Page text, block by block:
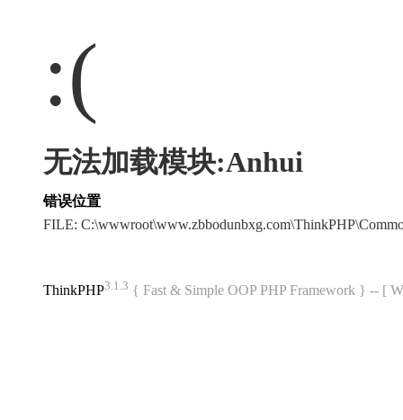
:(
无法加载模块:Anhui
错误位置
FILE:
ThinkPHP3.1.3 { Fast & Simple OOP PHP Framework } -- [